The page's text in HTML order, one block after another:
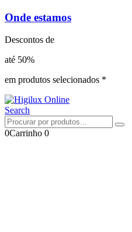
Onde estamos
Descontos de
até 50%
em produtos selecionados *
Search
0Carrinho 0